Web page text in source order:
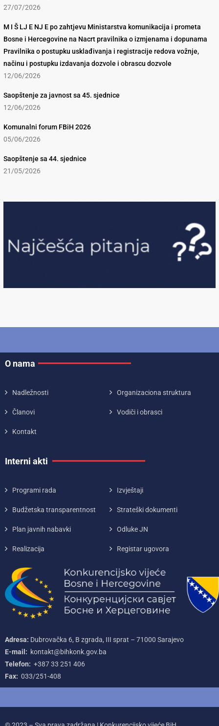
27/07/2026
M I Š LJ E NJ E po zahtjevu Ministarstva komunikacija i prometa
Bosne i Hercegovine na Nacrt pravilnika o izmjenama i dopunama
Pravilnika o postupku usklađivanja i registracije redova vožnje,
načinu i postupku izdavanja dozvole i obrascu dozvole
12/06/2026
Saopštenje za javnost sa 45. sjednice
12/06/2026
Komunalni forum FBiH 2026
05/06/2026
Saopštenje sa 44. sjednice
21/05/2026
O nama
Nadležnosti Organizaciona struktura
Članovi Vodiči i obrasci
Kontakt
Interni akti
Programi rada Izvještaji
Budžetska transparentnost Strateški dokumenti
Plan javnih nabavki Odluke JN
Realizacija Registar ugovora
Adresa: Dubrovačka 6, B zgrada, III sprat – 71000‌ Sarajevo
E-mail: kontakt@bihkonk.gov.ba
Telefon: +387‌ 33‌ 251‌ 406
Fax: 033/251-408